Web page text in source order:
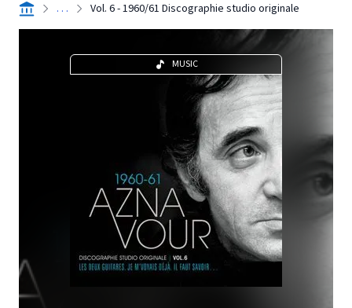
. . . Vol. 6 - 1960/61 Discographie studio originale
MUSIC